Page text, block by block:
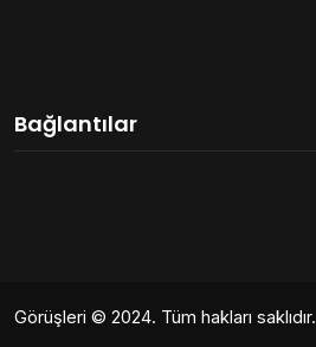
Bağlantılar
Görüşleri © 2024. Tüm hakları saklıdır.